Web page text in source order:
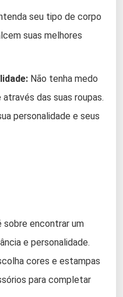
seu tipo de corpo
suas melhores
Não tenha medo
das suas roupas.
personalidade e seus
sobre encontrar um
e personalidade.
cores e estampas
para completar